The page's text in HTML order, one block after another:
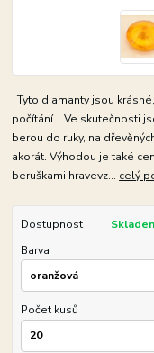
Tyto diamanty jsou
počítání. Ve skutečnosti
berou do ruky, na
akorát. Výhodou je také
beruškami hravevz... celý
Dostupnost
Barva
Počet kusů